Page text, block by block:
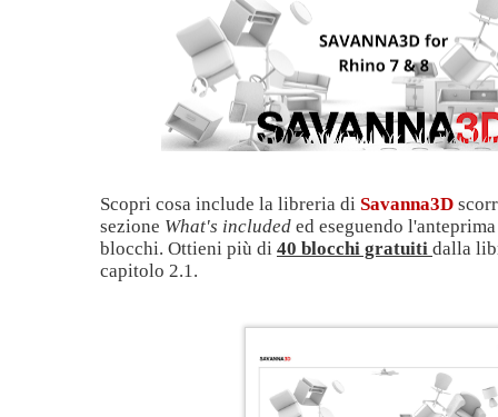
Scopri cosa include la libreria di Savanna3D
sezione What's included ed eseguendo
blocchi. Ottieni più di 40 blocchi gratuiti dalla
capitolo 2.1.